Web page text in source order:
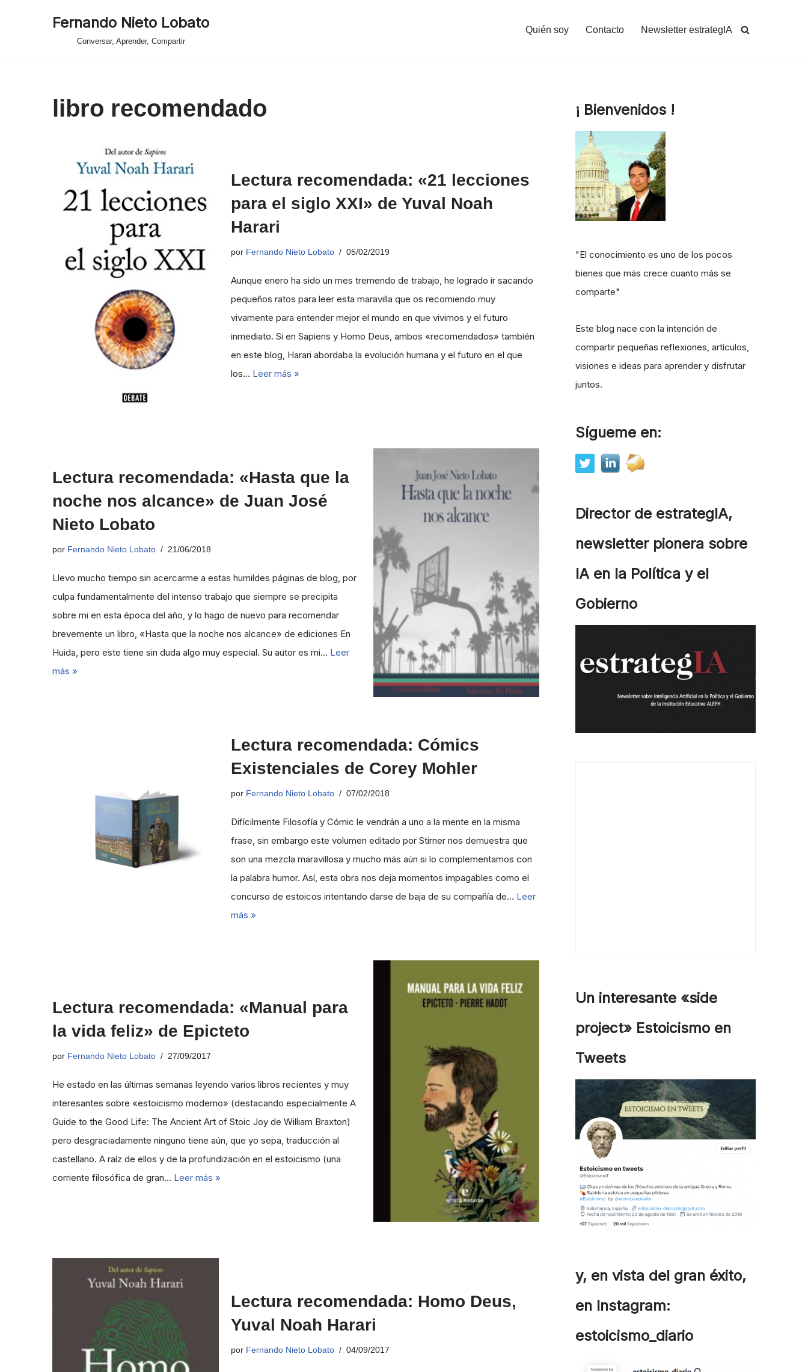
Fernando Nieto Lobato
Conversar, Aprender, Compartir
Quién soy Contacto Newsletter estrategIA
libro recomendado
Lectura recomendada: «21 lecciones
para el siglo XXI» de Yuval Noah
Harari
por Fernando Nieto Lobato 05/02/2019
Aunque enero ha sido un mes tremendo de trabajo, he logrado ir sacando
pequeños ratos para leer esta maravilla que os recomiendo muy
vivamente para entender mejor el mundo en que vivimos y el futuro
inmediato. Si en Sapiens y Homo Deus, ambos «recomendados» también
en este blog, Harari abordaba la evolución humana y el futuro en el que
los… Leer más »
Lectura recomendada: «Hasta que la
noche nos alcance» de Juan José
Nieto Lobato
por Fernando Nieto Lobato 21/06/2018
Llevo mucho tiempo sin acercarme a estas humildes páginas de blog, por
culpa fundamentalmente del intenso trabajo que siempre se precipita
sobre mi en esta época del año, y lo hago de nuevo para recomendar
brevemente un libro, «Hasta que la noche nos alcance» de ediciones En
Huida, pero este tiene sin duda algo muy especial. Su autor es mi… Leer
más »
Lectura recomendada: Cómics
Existenciales de Corey Mohler
por Fernando Nieto Lobato 07/02/2018
Difícilmente Filosofía y Cómic le vendrán a uno a la mente en la misma
frase, sin embargo este volumen editado por Stirner nos demuestra que
son una mezcla maravillosa y mucho más aún si lo complementamos con
la palabra humor. Así, esta obra nos deja momentos impagables como el
concurso de estoicos intentando darse de baja de su compañía de… Leer
más »
Lectura recomendada: «Manual para
la vida feliz» de Epicteto
por Fernando Nieto Lobato 27/09/2017
He estado en las últimas semanas leyendo varios libros recientes y muy
interesantes sobre «estoicismo moderno» (destacando especialmente A
Guide to the Good Life: The Ancient Art of Stoic Joy de William Braxton)
pero desgraciadamente ninguno tiene aún, que yo sepa, traducción al
castellano. A raíz de ellos y de la profundización en el estoicismo (una
corriente filosófica de gran… Leer más »
Lectura recomendada: Homo Deus,
Yuval Noah Harari
por Fernando Nieto Lobato 04/09/2017
¡ Bienvenidos !
"El conocimiento es uno de los pocos
bienes que más crece cuanto más se
comparte"
Este blog nace con la intención de
compartir pequeñas reflexiones, artículos,
visiones e ideas para aprender y disfrutar
juntos.
Sígueme en:
Director de estrategIA,
newsletter pionera sobre
IA en la Política y el
Gobierno
Un interesante «side
project» Estoicismo en
Tweets
y, en vista del gran éxito,
en Instagram:
estoicismo_diario